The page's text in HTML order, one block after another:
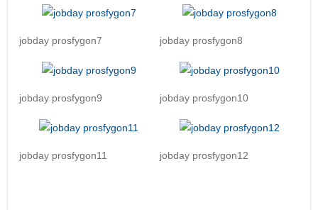
jobday prosfygon7 jobday prosfygon8
jobday prosfygon9 jobday prosfygon10
jobday prosfygon11 jobday prosfygon12